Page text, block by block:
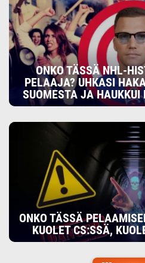
ONKO TÄSSÄ NHL-
PELAAJA? UHKASI
SUOMESTA JA
ONKO TÄSSÄ
KUOLET CS:SSÄ,